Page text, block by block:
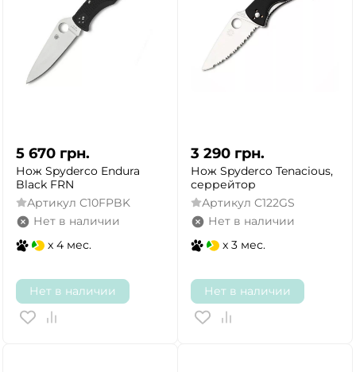
5 670 грн.
Нож Spyderco Endura
Black FRN
Артикул C10FPBK
Нет в наличии
x 4 мес.
Нет в наличии
3 290 грн.
Нож Spyderco Tenacious,
серрейтор
Артикул C122GS
Нет в наличии
x 3 мес.
Нет в наличии